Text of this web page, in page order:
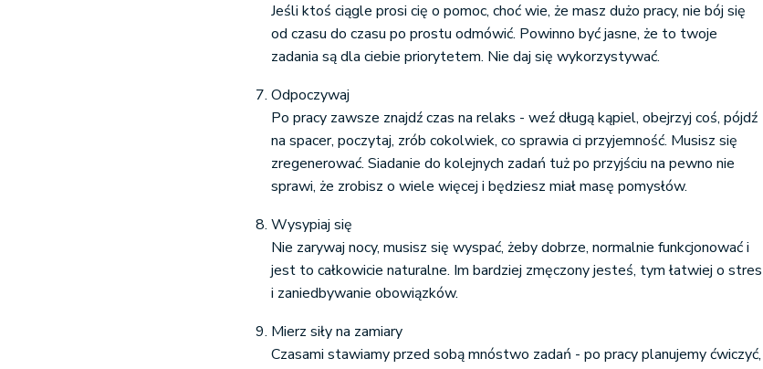
Jeśli ktoś ciągle prosi cię o pomoc, choć wie, że masz dużo pracy, nie bój się
od czasu do czasu po prostu odmówić. Powinno być jasne, że to twoje
zadania są dla ciebie priorytetem. Nie daj się wykorzystywać.
Odpoczywaj
Po pracy zawsze znajdź czas na relaks - weź długą kąpiel, obejrzyj coś, pójdź
na spacer, poczytaj, zrób cokolwiek, co sprawia ci przyjemność. Musisz się
zregenerować. Siadanie do kolejnych zadań tuż po przyjściu na pewno nie
sprawi, że zrobisz o wiele więcej i będziesz miał masę pomysłów.
Wysypiaj się
Nie zarywaj nocy, musisz się wyspać, żeby dobrze, normalnie funkcjonować i
jest to całkowicie naturalne. Im bardziej zmęczony jesteś, tym łatwiej o stres
i zaniedbywanie obowiązków.
Mierz siły na zamiary
Czasami stawiamy przed sobą mnóstwo zadań - po pracy planujemy ćwiczyć,